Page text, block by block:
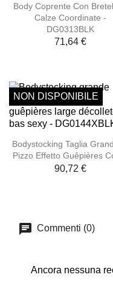
Body Coprente Con
Calze Coordinate -
DG0313BLK
71,64 €
Bodystocking Taglia
Pizzo Effetto Guêpières
90,72 €
NON DISPONIBILE
Commenti (0)
Ancora nessuna